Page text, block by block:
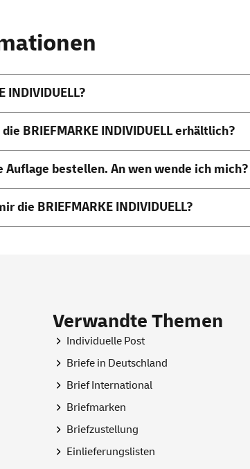
INDIVIDUELL?
BRIEFMARKE INDIVIDUELL erhältlich?
bestellen. An wen wende ich mich?
die BRIEFMARKE INDIVIDUELL?
Verwandte Themen
Individuelle Post
Briefe in Deutschland
Brief International
Briefmarken
Briefzustellung
Einlieferungslisten